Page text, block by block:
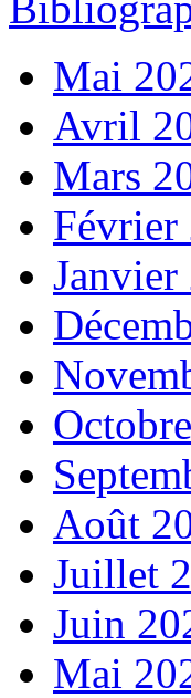
Mai
Avril
Mars
Février
Janvier
Août
Juillet
Juin
Mai